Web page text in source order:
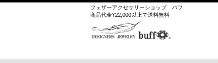
フェザーアクセサリーショップ
バフ
商品代金¥22,000以上で送料無料